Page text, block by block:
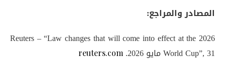
المصادر والمراجع:
Reuters – “Law changes that will come into effect at the 2026
World Cup”, 31 مايو 2026.
reuters.com